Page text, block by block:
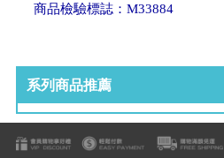
商品檢驗標誌：M33884
系列商品推薦